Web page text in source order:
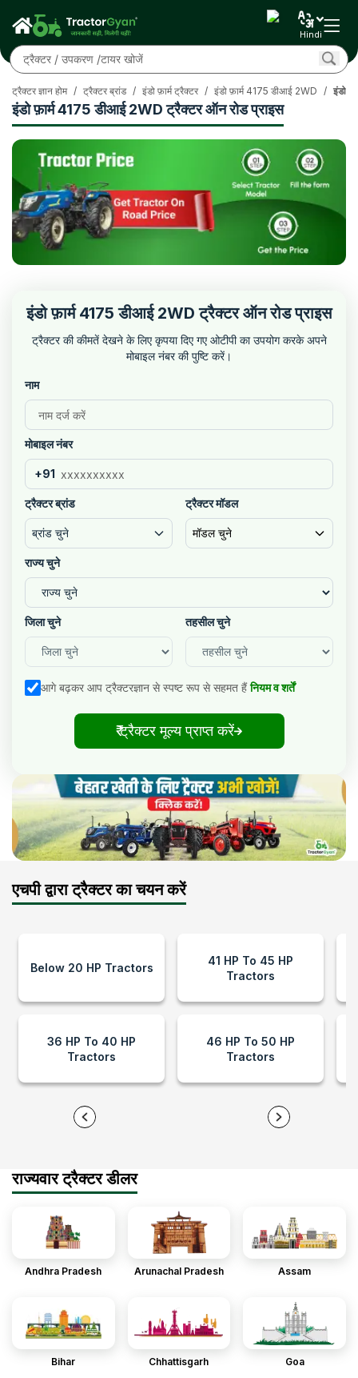
Hindi
इंडो फ़ार्म 4175 डीआई 2WD ट्रैक्टर ऑन रोड प्राइस
ट्रैक्टर ज्ञान होम / ट्रैक्टर ब्रांड / इंडो फ़ार्म ट्रैक्टर / इंडो फ़ार्म 4175 डीआई 2WD / इंडो
इंडो फ़ार्म 4175 डीआई 2WD ट्रैक्टर ऑन रोड प्राइस
ट्रैक्टर की कीमतें देखने के लिए कृपया दिए गए ओटीपी का उपयोग करके अपने
मोबाइल नंबर की पुष्टि करें।
नाम
मोबाइल नंबर
+91
ट्रैक्टर ब्रांड
ब्रांड चुने
ट्रैक्टर मॉडल
मॉडल चुने
राज्य चुने
जिला चुने तहसील चुने
आगे बढ़कर आप ट्रैक्टरज्ञान से स्पष्ट रूप से सहमत हैं नियम व शर्तें
₹ ट्रैक्टर मूल्य प्राप्त करें
एचपी द्वारा ट्रैक्टर का चयन करें
Below 20 HP Tractors
36 HP To 40 HP
Tractors
41 HP To 45 HP
Tractors
46 HP To 50 HP
Tractors
राज्यवार ट्रैक्टर डीलर
Andhra Pradesh Arunachal Pradesh Assam
Bihar Chhattisgarh Goa